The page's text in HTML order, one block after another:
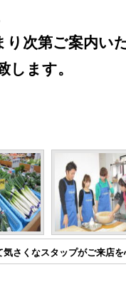
次第ご案内い
します。
気さくなスタップがご来店